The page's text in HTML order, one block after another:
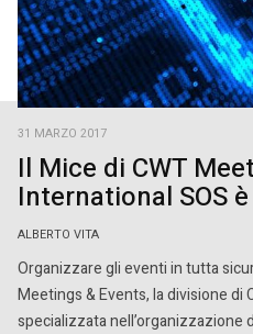
31 MARZO 2017
Il Mice di CWT
International SOS
ALBERTO VITA
Organizzare gli eventi in tutta
Meetings & Events, la divisione di
specializzata nell’organizzazione